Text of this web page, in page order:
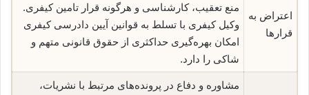
اعتراض به
قرارها
منع تعقیب، کارشناسی و هرگونه قرار تامین کیفری.
وکیل کیفری با تسلط به قوانین آیین دادرسی کیفری
امکان بهره‌گیری حداکثری از حقوق قانونی متهم و
شاکی را دارد.
مشاوره و دفاع در پرونده‌های مرتبط با نشریات،